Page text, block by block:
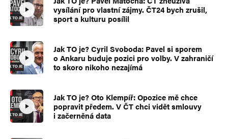
vysílání pro vlastní zájmy. ČT24 bych zrušil,
sport a kulturu posílil
Jak TO je? Cyril Svoboda: Pavel si sporem
o Ankaru buduje pozici pro volby. V zahraničí
to skoro nikoho nezajímá
Jak TO je? Oto Klempíř: Opozice mě chce
popravit předem. V ČT chci vidět smlouvy
i začerněná data